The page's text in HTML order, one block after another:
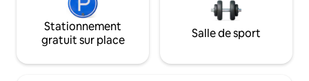
Stationnement
gratuit sur place
Salle de sport